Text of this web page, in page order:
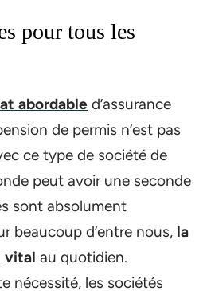
pour tous les
abordable d’assurance
de permis n’est pas
ce type de société de
peut avoir une seconde
sont absolument
beaucoup d’entre nous, la
vital au quotidien.
nécessité, les sociétés